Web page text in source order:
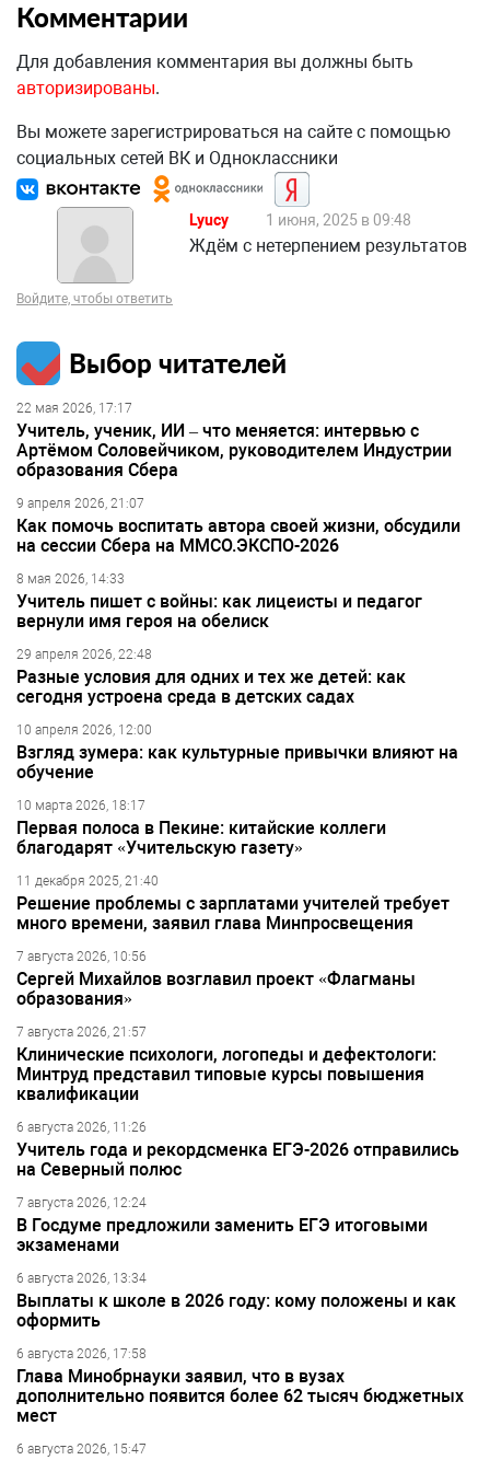
Комментарии
Для добавления комментария вы должны быть
авторизированы.
Вы можете зарегистрироваться на сайте с помощью
социальных сетей ВК и Одноклассники
Войдите, чтобы ответить
Lyucy 1 июня, 2025 в 09:48
Ждём с нетерпением результатов
Выбор читателей
22 мая 2026, 17:17
Учитель, ученик, ИИ – что меняется: интервью с
Артёмом Соловейчиком, руководителем Индустрии
образования Сбера
9 апреля 2026, 21:07
Как помочь воспитать автора своей жизни, обсудили
на сессии Сбера на ММСО.ЭКСПО-2026
8 мая 2026, 14:33
Учитель пишет с войны: как лицеисты и педагог
вернули имя героя на обелиск
29 апреля 2026, 22:48
Разные условия для одних и тех же детей: как
сегодня устроена среда в детских садах
10 апреля 2026, 12:00
Взгляд зумера: как культурные привычки влияют на
обучение
10 марта 2026, 18:17
Первая полоса в Пекине: китайские коллеги
благодарят «Учительскую газету»
11 декабря 2025, 21:40
Решение проблемы с зарплатами учителей требует
много времени, заявил глава Минпросвещения
7 августа 2026, 10:56
Сергей Михайлов возглавил проект «Флагманы
образования»
7 августа 2026, 21:57
Клинические психологи, логопеды и дефектологи:
Минтруд представил типовые курсы повышения
квалификации
6 августа 2026, 11:26
Учитель года и рекордсменка ЕГЭ-2026 отправились
на Северный полюс
7 августа 2026, 12:24
В Госдуме предложили заменить ЕГЭ итоговыми
экзаменами
6 августа 2026, 13:34
Выплаты к школе в 2026 году: кому положены и как
оформить
6 августа 2026, 17:58
Глава Минобрнауки заявил, что в вузах
дополнительно появится более 62 тысяч бюджетных
мест
6 августа 2026, 15:47